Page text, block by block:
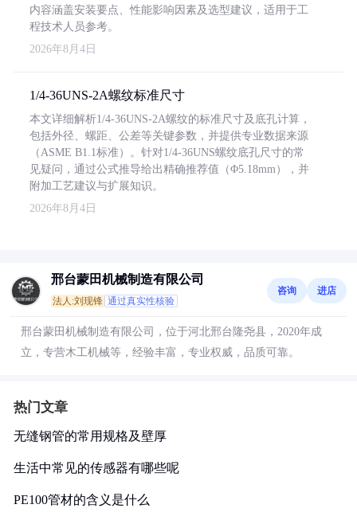
内容涵盖安装要点、性能影响因素及选型建议，适用于工
程技术人员参考。
2026年8月4日
1/4-36UNS-2A螺纹标准尺寸
本文详细解析1/4-36UNS-2A螺纹的标准尺寸及底孔计算，
包括外径、螺距、公差等关键参数，并提供专业数据来源
（ASME B1.1标准）。针对1/4-36UNS螺纹底孔尺寸的常
见疑问，通过公式推导给出精确推荐值（Φ5.18mm），并
附加工艺建议与扩展知识。
2026年8月4日
邢台蒙田机械制造有限公司
法人:刘现锋 通过真实性核验
咨询 进店
邢台蒙田机械制造有限公司，位于河北邢台隆尧县，2020年成
立，专营木工机械等，经验丰富，专业权威，品质可靠。
热门文章
无缝钢管的常用规格及壁厚
生活中常见的传感器有哪些呢
PE100管材的含义是什么